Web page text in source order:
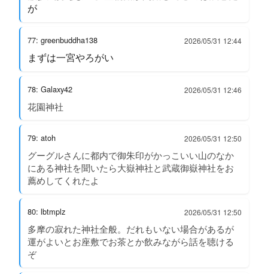
が
77: greenbuddha138 2026/05/31 12:44
まずは一宮やろがい
78: Galaxy42 2026/05/31 12:46
花園神社
79: atoh 2026/05/31 12:50
グーグルさんに都内で御朱印がかっこいい山のなか
にある神社を聞いたら大嶽神社と武蔵御嶽神社をお
薦めしてくれたよ
80: lbtmplz 2026/05/31 12:50
多摩の寂れた神社全般。だれもいない場合があるが
運がよいとお座敷でお茶とか飲みながら話を聴ける
ぞ